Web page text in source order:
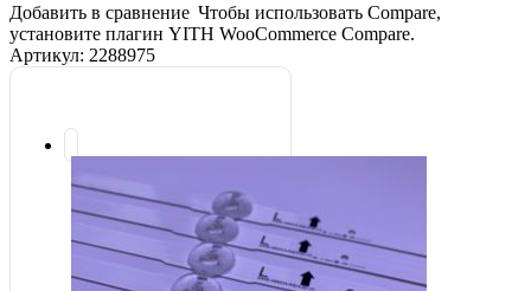
Добавить в сравнение Чтобы использовать Compare,
установите плагин YITH WooCommerce Compare.
Артикул: 2288975